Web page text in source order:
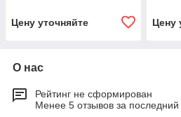
Цену уточняйте Цену
О нас
Рейтинг не сформирован
Менее 5 отзывов за последний